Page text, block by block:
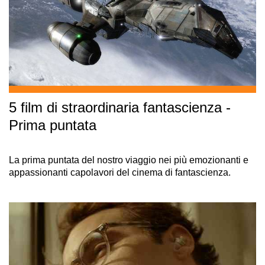
5 film di straordinaria fantascienza -
Prima puntata
La prima puntata del nostro viaggio nei più emozionanti e
appassionanti capolavori del cinema di fantascienza.